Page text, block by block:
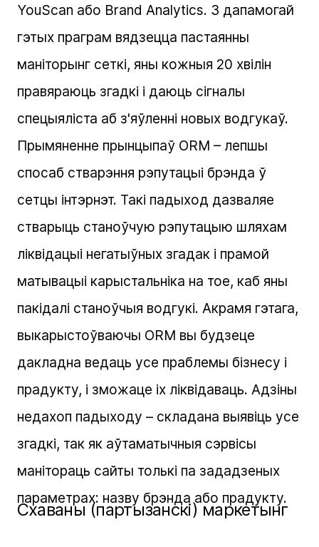
YouScan або Brand Analytics. З дапамогай
гэтых праграм вядзецца пастаянны
маніторынг сеткі, яны кожныя 20 хвілін
правяраюць згадкі і даюць сігналы
спецыяліста аб з'яўленні новых водгукаў.
Прымяненне прынцыпаў ORM – лепшы
спосаб стварэння рэпутацыі брэнда ў
сетцы інтэрнэт. Такі падыход дазваляе
стварыць станоўчую рэпутацыю шляхам
ліквідацыі негатыўных згадак і прамой
матывацыі карыстальніка на тое, каб яны
пакідалі станоўчыя водгукі. Акрамя гэтага,
выкарыстоўваючы ORM вы будзеце
дакладна ведаць усе праблемы бізнесу і
прадукту, і зможаце іх ліквідаваць. Адзіны
недахоп падыходу – складана выявіць усе
згадкі, так як аўтаматычныя сэрвісы
манітораць сайты толькі па зададзеных
параметрах: назву брэнда або прадукту.
Схаваны (партызанскі) маркетынг